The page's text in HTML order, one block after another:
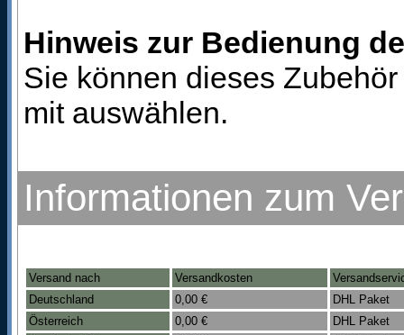
Hinweis zur Bedienung
Sie können dieses
mit auswählen.
Informationen zum
Versand nach Versandkosten
Deutschland
0,00 €
DHL Paket
Österreich
0,00 €
DHL Paket